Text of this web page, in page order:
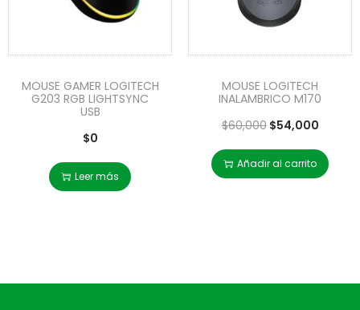
MOUSE GAMER LOGITECH
G203 RGB LIGHTSYNC
USB
$0
Leer más
MOUSE LOGITECH
INALAMBRICO M170
$60,000 $54,000
Añadir al carrito